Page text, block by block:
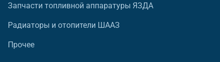
Запчасти топливной аппаратуры ЯЗДА
Радиаторы и отопители ШААЗ
Прочее